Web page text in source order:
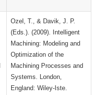
Ozel, T., & Davik, J. P.
(Eds.). (2009). Intelligent
Machining: Modeling and
Optimization of the
Machining Processes and
Systems. London,
England: Wiley-Iste.